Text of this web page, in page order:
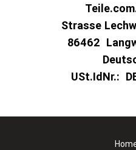
Strasse
86462
USt.IdNr.: